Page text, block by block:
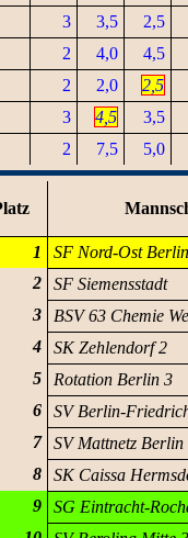
3 3,5
2,5
2 4,0
4,5
2 2,0
2,5
3 4,5
3,5
2 7,5 5,0
1
SF Nord-Ost
2
SF Siemensstadt
3
BSV 63 Chemie
4
SK Zehlendorf 2
5
Rotation Berlin 3
6
SV Berlin-
7
SV Mattnetz Berlin
8
SK Caissa
9
SG Eintracht-